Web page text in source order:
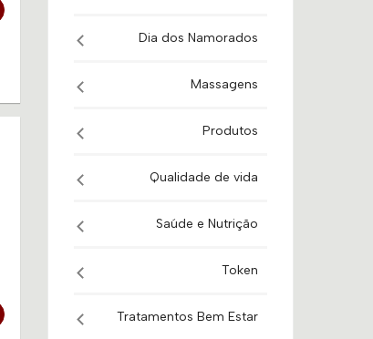
Dia dos Namorados
Massagens
Produtos
Qualidade de vida
Saúde e Nutrição
Token
Tratamentos Bem Estar